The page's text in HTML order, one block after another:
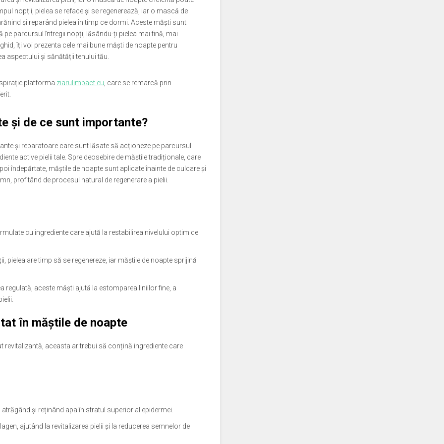
nopții, pielea se reface și se regenerează, iar o mască de
și reparând pielea în timp ce dormi. Aceste măști sunt
parcursul întregii nopți, lăsându-ți pielea mai fină, mai
îți voi prezenta cele mai bune măști de noapte pentru
aspectului și sănătății tenului tău.
platforma ziarulimpact.eu , care se remarcă prin
și de ce sunt importante?
și reparatoare care sunt lăsate să acționeze pe parcursul
active pielii tale. Spre deosebire de măștile tradiționale, care
îndepărtate, măștile de noapte sunt aplicate înainte de culcare și
profitând de procesul natural de regenerare a pielii.
cu ingrediente care ajută la restabilirea nivelului optim de
pielea are timp să se regenereze, iar măștile de noapte sprijină
regulată, aceste măști ajută la estomparea liniilor fine, a
în măștile de noapte
revitalizantă, aceasta ar trebui să conțină ingrediente care
și reținând apa în stratul superior al epidermei.
ajutând la revitalizarea pielii și la reducerea semnelor de